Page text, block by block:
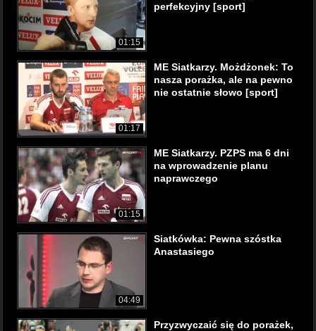
01:15
perfekcyjny [sport]
01:17
ME Siatkarzy. Możdżonek: To
nasza porażka, ale na pewno
nie ostatnie słowo [sport]
01:15
ME Siatkarzy. PZPS ma 6 dni
na wprowadzenie planu
naprawczego
04:49
Siatkówka: Pewna szóstka
Anastasiego
Przyzwyczaić się do porażek,